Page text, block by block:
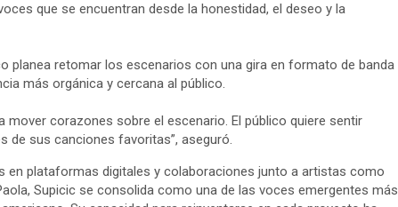
que se encuentran desde la honestidad, el deseo y la
planea retomar los escenarios con una gira en formato de banda
más orgánica y cercana al público.
mover corazones sobre el escenario. El público quiere sentir
de sus canciones favoritas”, aseguró.
en plataformas digitales y colaboraciones junto a artistas como
Supicic se consolida como una de las voces emergentes más